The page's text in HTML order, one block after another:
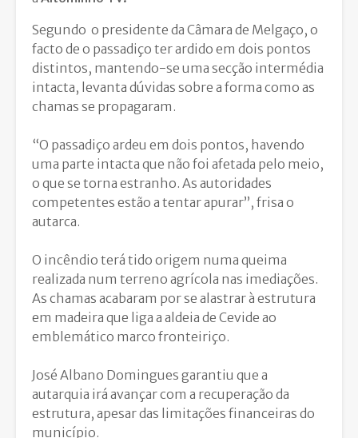
Segundo o presidente da Câmara de Melgaço, o
facto de o passadiço ter ardido em dois pontos
distintos, mantendo-se uma secção intermédia
intacta, levanta dúvidas sobre a forma como as
chamas se propagaram.
“O passadiço ardeu em dois pontos, havendo
uma parte intacta que não foi afetada pelo meio,
o que se torna estranho. As autoridades
competentes estão a tentar apurar”, frisa o
autarca.
O incêndio terá tido origem numa queima
realizada num terreno agrícola nas imediações.
As chamas acabaram por se alastrar à estrutura
em madeira que liga a aldeia de Cevide ao
emblemático marco fronteiriço.
José Albano Domingues garantiu que a
autarquia irá avançar com a recuperação da
estrutura, apesar das limitações financeiras do
município.